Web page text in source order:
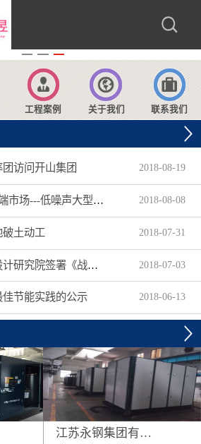
工程案例 关于我们 联系我们
访问开山集团 2018-08-19
高端产品 高端应用 高端市场---低噪声大型柴动螺杆空压机获超300万美元海外大订单 2018-08-08
土动工 2018-07-31
开山股份与华东勘测设计研究院签署《战略合作协议》 2018-07-03
节能实践的公示 2018-06-13
江苏永钢集团有限公司